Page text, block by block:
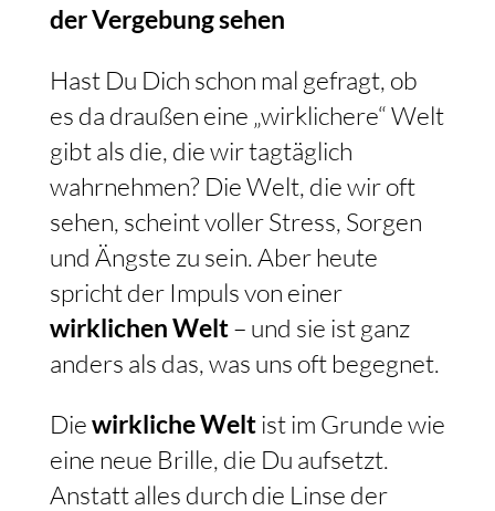
der Vergebung sehen
Hast Du Dich schon mal gefragt, ob
es da draußen eine „wirklichere“ Welt
gibt als die, die wir tagtäglich
wahrnehmen? Die Welt, die wir oft
sehen, scheint voller Stress, Sorgen
und Ängste zu sein. Aber heute
spricht der Impuls von einer
wirklichen Welt– und sie ist ganz
anders als das, was uns oft begegnet.
Diewirkliche Weltist im Grunde wie
eine neue Brille, die Du aufsetzt.
Anstatt alles durch die Linse der